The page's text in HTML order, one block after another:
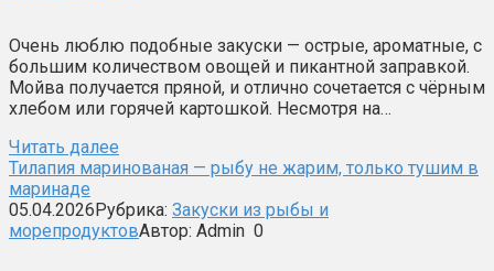
Очень люблю подобные закуски — острые, ароматные, с
большим количеством овощей и пикантной заправкой.
Мойва получается пряной, и отлично сочетается с чёрным
хлебом или горячей картошкой. Несмотря на…
Читать далее
Тилапия маринованая — рыбу не жарим, только тушим в
маринаде
05.04.2026Рубрика: Закуски из рыбы и
морепродуктовАвтор: Admin 0